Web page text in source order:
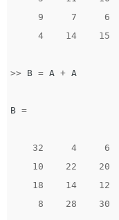
9
7 6
4
14 15
>> B = A + A
B =
32 4 6
10
22 20
18
14 12
8
28 30